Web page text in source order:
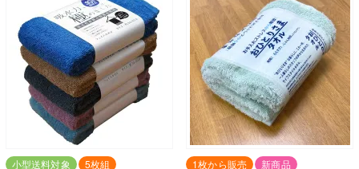
小型送料対象 5枚組 1枚から販売 新商品